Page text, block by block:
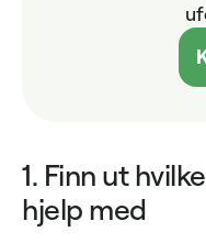
1. Finn ut
hjelp med